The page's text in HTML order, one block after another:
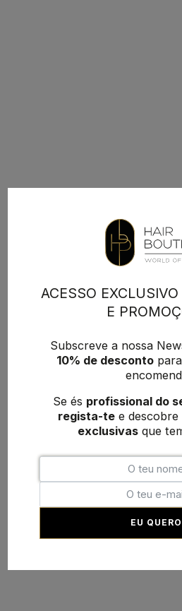
ACESSO
E
Subscreve a nossa
10% de descontopara
Se és profissional do
regista-te e descobre
exclusivasque
EU